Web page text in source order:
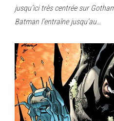
jusqu’ici très centrée sur
Batman l’entraîne jusqu’au…